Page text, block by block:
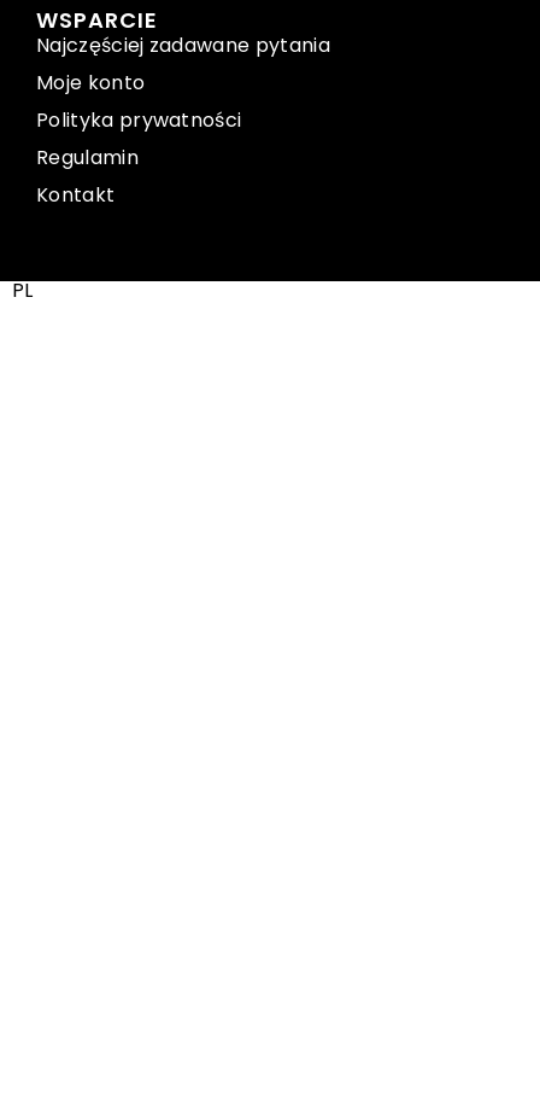
WSPARCIE
Najczęściej zadawane pytania
Moje konto
Polityka prywatności
Regulamin
Kontakt
PL